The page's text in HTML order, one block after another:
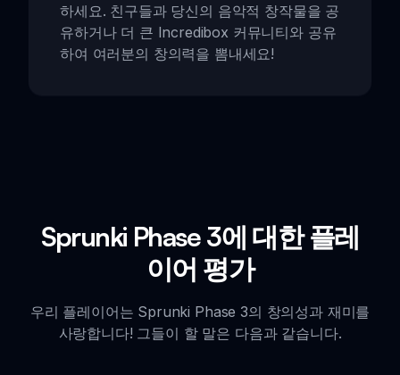
하세요. 친구들과 당신의 음악적 창작물을 공
유하거나 더 큰 Incredibox 커뮤니티와 공유
하여 여러분의 창의력을 뽐내세요!
Sprunki Phase 3에 대한 플레
이어 평가
우리 플레이어는 Sprunki Phase 3의 창의성과 재미를
사랑합니다! 그들이 할 말은 다음과 같습니다.